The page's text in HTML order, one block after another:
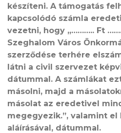
készíteni. A támogatás
kapcsolódó számla
vezetni, hogy „……….. Ft
Szeghalom Város
szerződése terhére
látni a civil szervezet
dátummal. A számlákat
másolni, majd a
másolat az eredetivel
megegyezik.”, valamint
aláírásával, dátummal.